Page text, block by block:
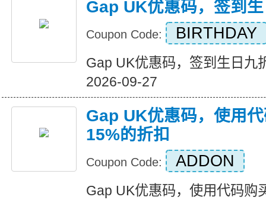
Gap UK优惠码，签到
Coupon Code: BIRTHDAY
Gap UK优惠码，签到生日九
2026-09-27
Gap UK优惠码，使用
15%的折扣
Coupon Code: ADDON
Gap UK优惠码，使用代码购